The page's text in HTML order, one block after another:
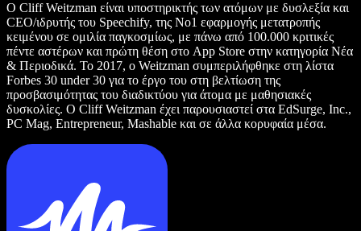
Ο Cliff Weitzman είναι υποστηρικτής των ατόμων με δυσλεξία και
CEO/ιδρυτής του Speechify, της Νο1 εφαρμογής μετατροπής
κειμένου σε ομιλία παγκοσμίως, με πάνω από 100.000 κριτικές
πέντε αστέρων και πρώτη θέση στο App Store στην κατηγορία Νέα
& Περιοδικά. Το 2017, ο Weitzman συμπεριλήφθηκε στη λίστα
Forbes 30 under 30 για το έργο του στη βελτίωση της
προσβασιμότητας του διαδικτύου για άτομα με μαθησιακές
δυσκολίες. Ο Cliff Weitzman έχει παρουσιαστεί στα EdSurge, Inc.,
PC Mag, Entrepreneur, Mashable και σε άλλα κορυφαία μέσα.